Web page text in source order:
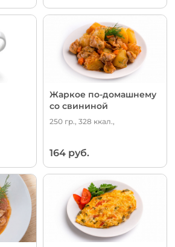
Жаркое по-домашнему
со свининой
250 гр., 328 ккал.,
164 руб.